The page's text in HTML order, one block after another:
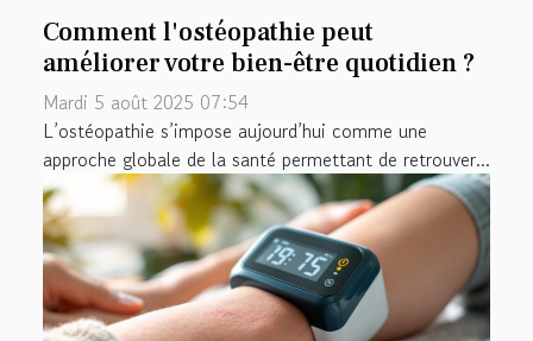
Comment l'ostéopathie peut
améliorer votre bien-être quotidien ?
Mardi 5 août 2025 07:54
L’ostéopathie s’impose aujourd’hui comme une
approche globale de la santé permettant de retrouver...